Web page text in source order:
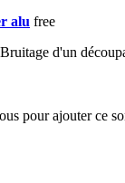
alu free
d'un